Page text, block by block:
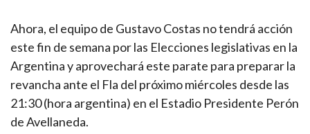
Ahora, el equipo de Gustavo Costas no tendrá acción
este fin de semana por las Elecciones legislativas en la
Argentina y aprovechará este parate para preparar la
revancha ante el Fla del próximo miércoles desde las
21:30 (hora argentina) en el Estadio Presidente Perón
de Avellaneda.